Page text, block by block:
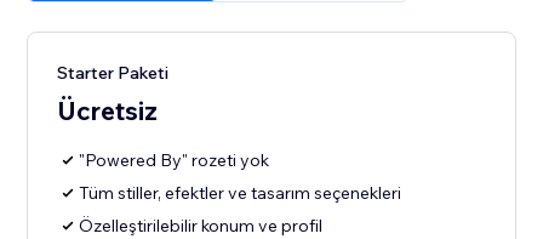
Starter Paketi
Ücretsiz
"Powered By" rozeti yok
Tüm stiller, efektler ve tasarım seçenekleri
Özelleştirilebilir konum ve profil